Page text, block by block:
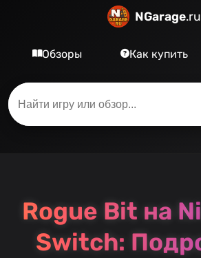
NGarage.ru
Обзоры Как купить
Rogue Bit на
Switch: